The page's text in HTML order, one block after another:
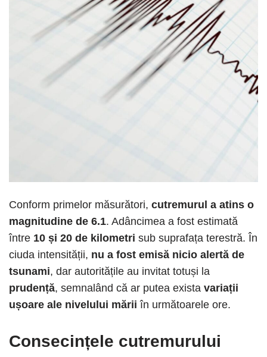
Conform primelor măsurători, cutremurul a atins o
magnitudine de 6.1. Adâncimea a fost estimată
între 10 și 20 de kilometri sub suprafața terestră. În
ciuda intensității, nu a fost emisă nicio alertă de
tsunami, dar autoritățile au invitat totuși la
prudență, semnalând că ar putea exista variații
ușoare ale nivelului mării în următoarele ore.
Consecințele cutremurului